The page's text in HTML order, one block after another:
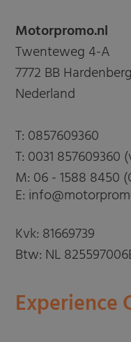
Motorpromo.nl
Twenteweg 4-A
7772 BB Hardenberg
Nederland
T: 0857609360
T: 0031
M: 06 - 1588 8450
E:
Kvk: 81669739
Btw: NL
Experience